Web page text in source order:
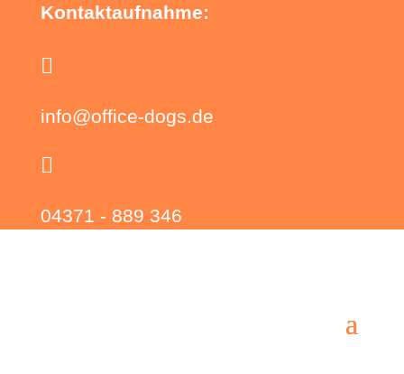
Kontaktaufnahme:

info@office-dogs.de

04371 - 889 346